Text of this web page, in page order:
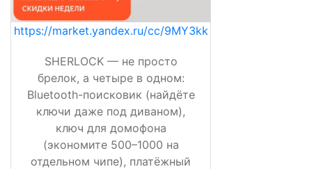
https://market.yandex.ru/cc/9MY3kk
SHERLOCK — не просто
брелок, а четыре в одном:
Bluetooth-поисковик (найдёте
ключи даже под диваном),
ключ для домофона
(экономите 500–1000 на
отдельном чипе), платёжный